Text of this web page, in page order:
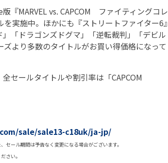
『MARVEL vs. CAPCOM ファイティングコレ
実施中。ほかにも『ストリートファイター6』
「ドラゴンズドグマ」「逆転裁判」「デビル
より多数のタイトルがお買い得価格になって
セールタイトルや割引率は「CAPCOM
sale/sale13-c18uk/ja-jp/
ール期間は予告なく変更になる場合がございます。
さい。